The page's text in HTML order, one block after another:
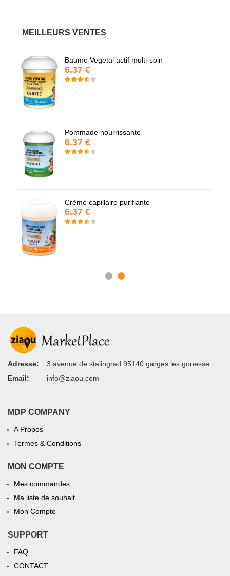
MEILLEURS VENTES
Baume Vegetal actif multi-soin
6.37 €
Pommade nourrissante
6.37 €
Crème capillaire purifiante
6.37 €
Adresse:
3 avenue de stalingrad 95140 garges les gonesse
Email:
info@ziaou.com
MDP COMPANY
A Propos
Termes & Conditions
MON COMPTE
Mes commandes
Ma liste de souhait
Mon Compte
SUPPORT
FAQ
CONTACT